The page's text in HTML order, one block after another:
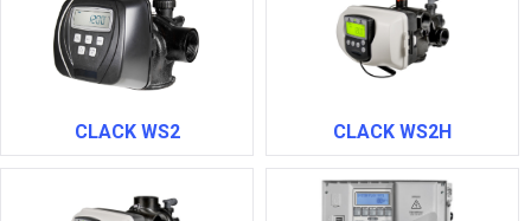
CLACK WS2 CLACK WS2H